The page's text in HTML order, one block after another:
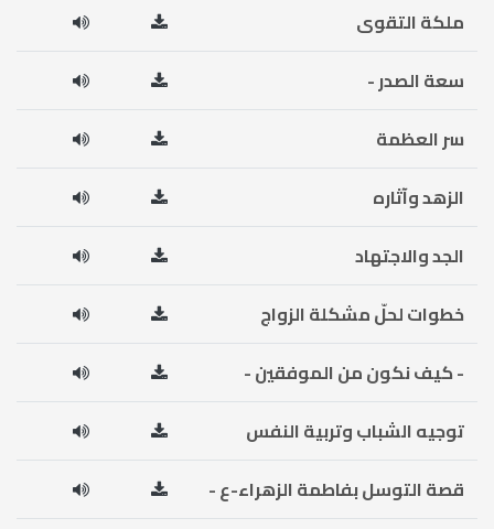
ملكة التقوى
سعة الصدر -
سر العظمة
الزهد وآثاره
الجد والاجتهاد
خطوات لحلّ مشكلة الزواج
- كيف نكون من الموفقين -
توجيه الشباب وتربية النفس
قصة التوسل بفاطمة الزهراء-ع -